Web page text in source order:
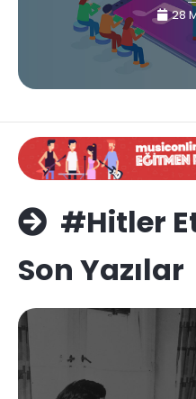
28
#Hitler
Son Yazılar